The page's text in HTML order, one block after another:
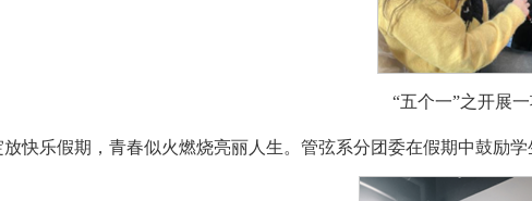
“五个一”之开展
快乐假期，青春似火燃烧亮丽人生。管弦系分团委在假期中鼓励